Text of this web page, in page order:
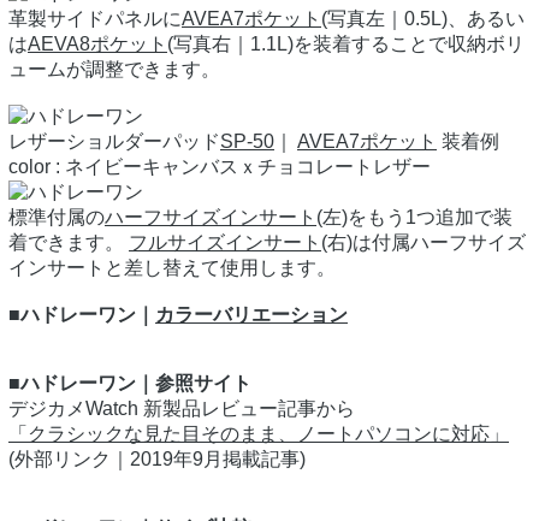
革製サイドパネルにAVEA7ポケット (写真左｜0.5L)、あるい
はAEVA8ポケット (写真右｜1.1L)を装着することで収納ボリ
ュームが調整できます。
レザーショルダーパッドSP-50 AVEA7ポケット 装着例
color : ネイビーキャンバスｘチョコレートレザー
標準付属のハーフサイズインサート (左)をもう1つ追加で装
着できます。 フルサイズインサート (右)は付属ハーフサイズ
インサートと差し替えて使用します。
■ハドレーワン｜ カラーバリエーション
■ハドレーワン｜参照サイト
デジカメWatch 新製品レビュー記事から
「クラシックな見た目そのまま、ノートパソコンに対応」
(外部リンク｜2019年9月掲載記事)